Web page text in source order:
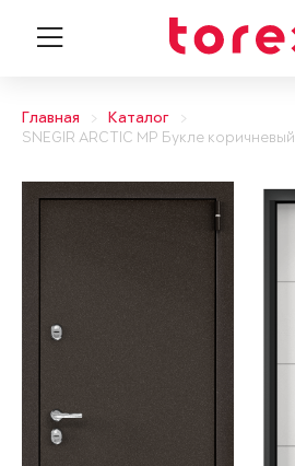
Главная
Каталог
SNEGIR ARCTIC MP Букле коричневый